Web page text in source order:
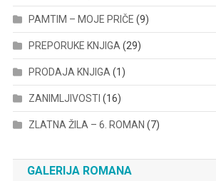
PAMTIM – MOJE PRIČE (9)
PREPORUKE KNJIGA (29)
PRODAJA KNJIGA (1)
ZANIMLJIVOSTI (16)
ZLATNA ŽILA – 6. ROMAN (7)
GALERIJA ROMANA